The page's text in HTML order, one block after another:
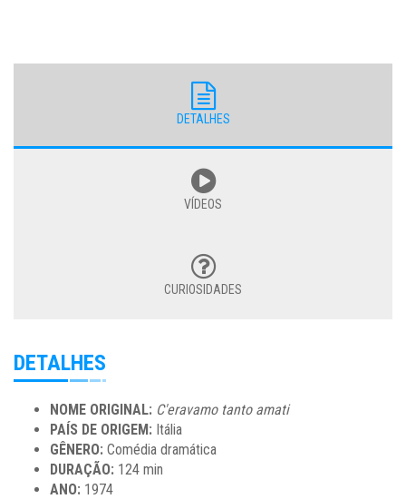
DETALHES
VÍDEOS
CURIOSIDADES
DETALHES
NOME ORIGINAL: C'eravamo tanto amati
PAÍS DE ORIGEM: Itália
GÊNERO: Comédia dramática
DURAÇÃO: 124 min
ANO: 1974